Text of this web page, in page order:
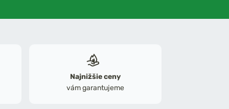
Najnižšie ceny
vám garantujeme